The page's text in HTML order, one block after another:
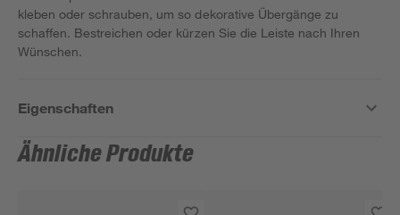
kleben oder schrauben, um so dekorative Übergänge zu
schaffen. Bestreichen oder kürzen Sie die Leiste nach Ihren
Wünschen.
Eigenschaften
Ähnliche Produkte